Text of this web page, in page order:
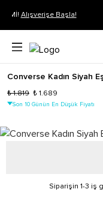
Siparişin 1-3 iş günü
Converse Kadın Siyah
₺ 1.819 ₺ 1.689
Son 10 Günün En Düşük Fiyatı
Siparişin 1-3 iş